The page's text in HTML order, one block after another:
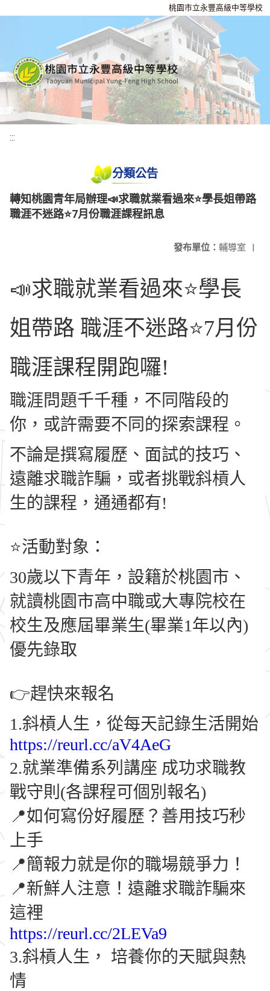
桃園市立永豐高級中等學校
:::
分類公告
轉知桃園青年局辦理📣求職就業看過來⭐學長姐帶路
職涯不迷路⭐7月份職涯課程訊息
發布單位： 輔導室 |
📣求職就業看過來⭐學長
姐帶路 職涯不迷路⭐7月份
職涯課程開跑囉!
職涯問題千千種，不同階段的
你，或許需要不同的探索課程。
不論是撰寫履歷、面試的技巧、
遠離求職詐騙，或者挑戰斜槓人
生的課程，通通都有!
⭐活動對象：
30歲以下青年，設籍於桃園市、
就讀桃園市高中職或大專院校在
校生及應屆畢業生(畢業1年以內)
優先錄取
👉趕快來報名
1.斜槓人生，從每天記錄生活開始
https://reurl.cc/aV4AeG
2.就業準備系列講座 成功求職教
戰守則(各課程可個別報名)
📍如何寫份好履歷？善用技巧秒
上手
📍簡報力就是你的職場競爭力！
📍新鮮人注意！遠離求職詐騙來
這裡
https://reurl.cc/2LEVa9
3.斜槓人生， 培養你的天賦與熱
情